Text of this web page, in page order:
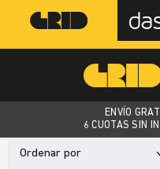
ENVÍO
6 CUOTAS SIN
Ordenar por